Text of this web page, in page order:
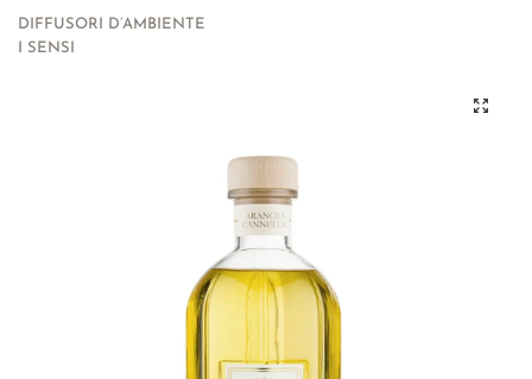
DIFFUSORI D’AMBIENTE
I SENSI